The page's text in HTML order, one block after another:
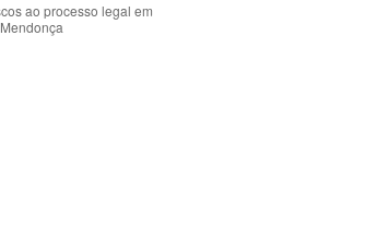
ao processo legal em